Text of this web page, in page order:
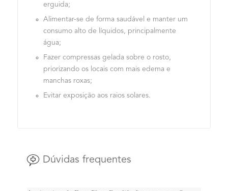
erguida;
Alimentar-se de forma saudável e manter um
consumo alto de líquidos, principalmente
água;
Fazer compressas gelada sobre o rosto,
priorizando os locais com mais edema e
manchas roxas;
Evitar exposição aos raios solares.
Dúvidas frequentes